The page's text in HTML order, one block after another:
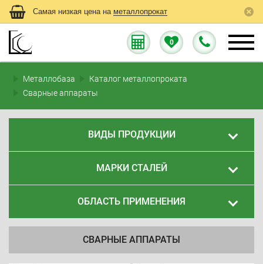
Самая низкая цена на металлопрокат
0
Металлобаза
Каталог металлопроката
Сварные аппараты
ВИДЫ ПРОДУКЦИИ
МАРКИ СТАЛЕЙ
ОБЛАСТЬ ПРИМЕНЕНИЯ
СВАРНЫЕ АППАРАТЫ